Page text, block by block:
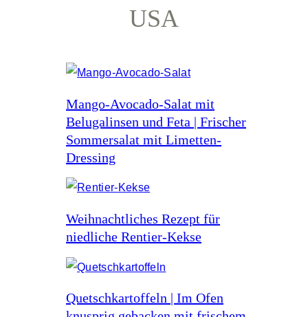
USA
Mango-Avocado-Salat mit
Belugalinsen und Feta | Frischer
Sommersalat mit Limetten-
Dressing
Weihnachtliches Rezept für
niedliche Rentier-Kekse
Quetschkartoffeln | Im Ofen